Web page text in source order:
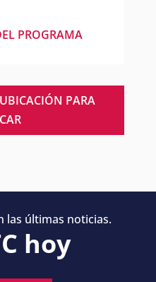
PROGRAMA
PARA
las últimas noticias.
hoy